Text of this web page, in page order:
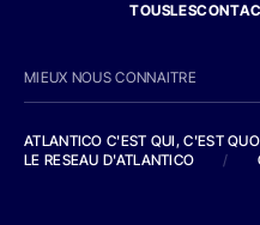
MIEUX NOUS CONNAITRE
ATLANTICO C'EST QUI, C'EST
LE RESEAU D'ATLANTICO
/